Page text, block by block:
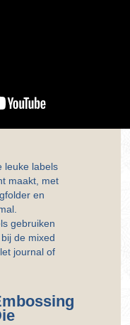
leuke labels
maakt, met
en
gebruiken
de mixed
journal of